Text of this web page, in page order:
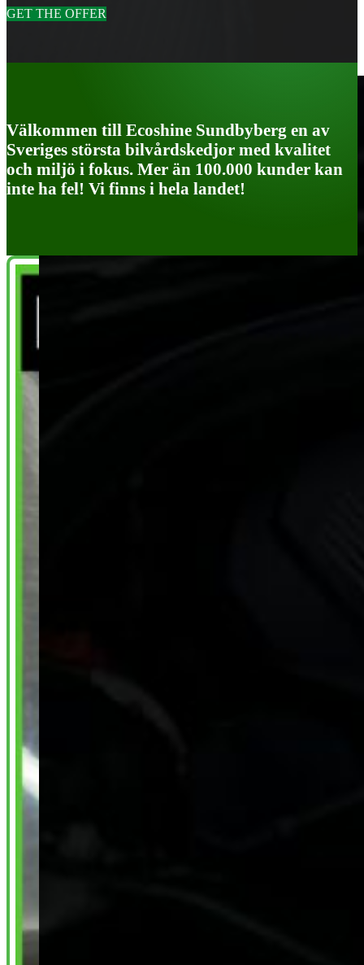
GET THE OFFER
Välkommen till Ecoshine Sundbyberg en av
Sveriges största bilvårdskedjor med kvalitet
och miljö i fokus. Mer än 100.000 kunder kan
inte ha fel! Vi finns i hela landet!